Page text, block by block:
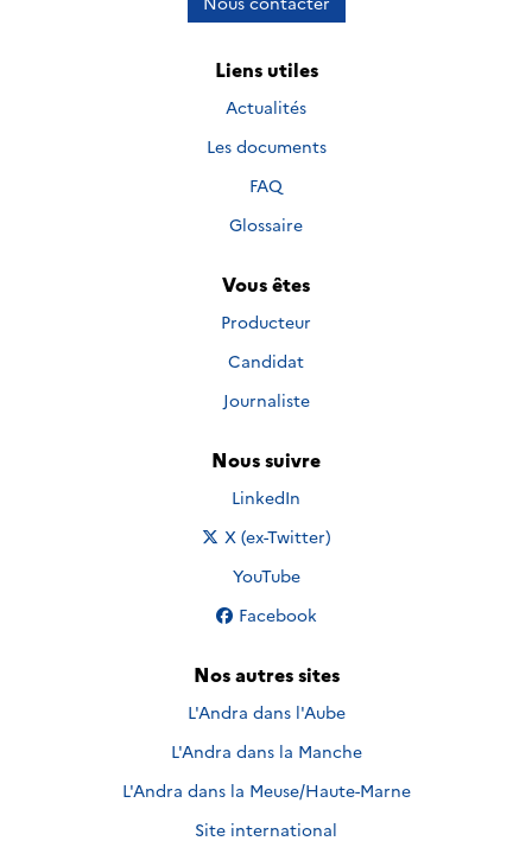
Liens utiles
Actualités
Les documents
FAQ
Glossaire
Vous êtes
Producteur
Candidat
Journaliste
Nous suivre
Nous suivre sur
LinkedIn
Nous suivre sur
X (ex-Twitter)
Nous suivre sur
YouTube
Nous suivre sur
Facebook
Nos autres sites
L'Andra dans l'Aube
L'Andra dans la Manche
L'Andra dans la Meuse/Haute-Marne
Site international